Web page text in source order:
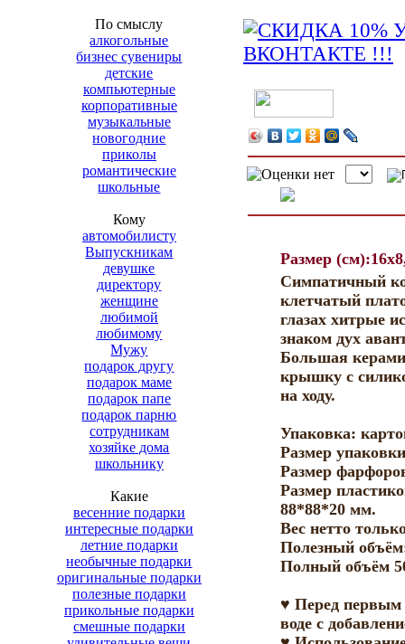
По смыслу
алкогольные
бизнес сувениры
детские
компьютерные
корпоративные
музыкальные
новогодние
приколы
романтические
школьные
Кому
автомобилисту
Выпускникам
девушке
директору
женщине
любимой
любимому
Мужу
подарок другу
подарок маме
подарок папе
подарок парню
сотрудникам
хозяйке дома
школьнику
Какие
весенние подарки
интересные подарки
летние подарки
необычные подарки
оригинальные подарки
полезные подарки
прикольные подарки
смешные подарки
Размер
Симпатичный
клетчатый
глазах хитрые
знаком дух
Большая
крышку с
на ходу.
Упаковка:
Размер
Размер
Размер
88*88*20 мм.
Вес нетто
Полезный
Полный объём
♥ Перед первым
воде с